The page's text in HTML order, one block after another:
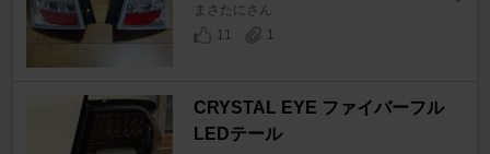
まさたにさん
11
1
CRYSTAL EYE ファイバーフル
LEDテール